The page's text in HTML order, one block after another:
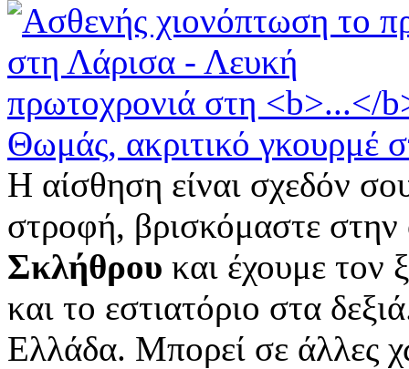
Θωμάς, ακριτικό γκουρμέ
Η αίσθηση είναι σχεδόν
στροφή, βρισκόμαστε
Σκλήθρου και έχουμε τον
και το εστιατόριο στα
Ελλάδα. Μπορεί σε άλλες